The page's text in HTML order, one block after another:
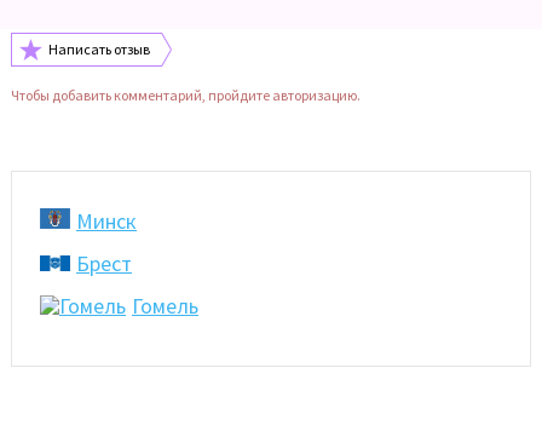
Написать отзыв
Чтобы добавить комментарий, пройдите авторизацию.
Минск
Брест
Гомель